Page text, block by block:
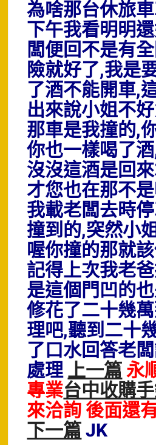
為啥那台休旅
下午我看明明
闆便回不是有
險就好了,我是
了酒不能開車,
出來說小姐不
那車是我撞的,
你也一樣喝了
沒沒這酒是回
才您也在那不
我載老闆去時
撞到的,突然小
喔你撞的那就
記得上次我老
是這個門凹的
修花了二十幾
理吧,聽到二十
了口水回答老
處理上一篇永
專業台中收購
來洽詢 後面還
下一篇JK